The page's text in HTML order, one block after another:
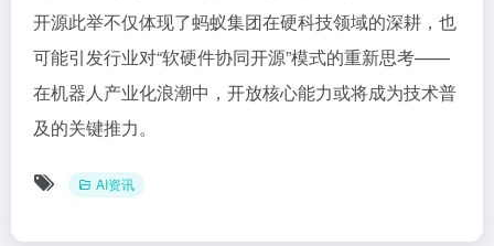
开源此举不仅体现了蚂蚁集团在硬科技领域的深耕，也
可能引发行业对“软硬件协同开源”模式的重新思考——
在机器人产业化浪潮中，开放核心能力或将成为技术普
及的关键推力。
AI资讯